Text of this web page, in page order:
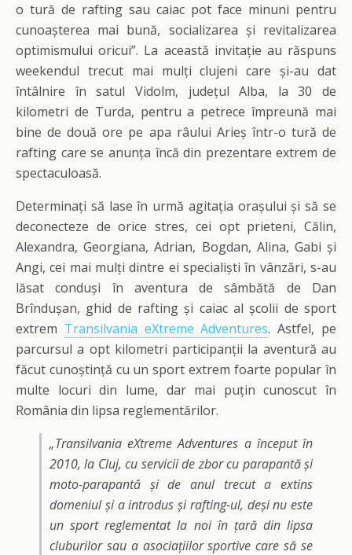
o tură de rafting sau caiac pot face minuni pentru
cunoașterea mai bună, socializarea și revitalizarea
optimismului oricui”. La această invitație au răspuns
weekendul trecut mai mulți clujeni care și-au dat
întâlnire în satul Vidolm, județul Alba, la 30 de
kilometri de Turda, pentru a petrece împreună mai
bine de două ore pe apa râului Arieș într-o tură de
rafting care se anunța încă din prezentare extrem de
spectaculoasă.
Determinați să lase în urmă agitația orașului și să se
deconecteze de orice stres, cei opt prieteni, Călin,
Alexandra, Georgiana, Adrian, Bogdan, Alina, Gabi și
Angi, cei mai mulți dintre ei specialiști în vânzări, s-au
lăsat conduși în aventura de sâmbătă de Dan
Brîndușan, ghid de rafting și caiac al școlii de sport
extrem Transilvania eXtreme Adventures. Astfel, pe
parcursul a opt kilometri participanții la aventură au
făcut cunoștință cu un sport extrem foarte popular în
multe locuri din lume, dar mai puțin cunoscut în
România din lipsa reglementărilor.
„Transilvania eXtreme Adventures a început în
2010, la Cluj, cu servicii de zbor cu parapantă și
moto-parapantă și de anul trecut a extins
domeniul și a introdus și rafting-ul, deși nu este
un sport reglementat la noi în țară din lipsa
cluburilor sau a asociațiilor sportive care să se